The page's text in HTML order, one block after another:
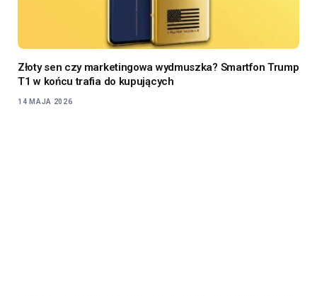
Złoty sen czy marketingowa wydmuszka? Smartfon Trump
T1 w końcu trafia do kupujących
14 MAJA 2026